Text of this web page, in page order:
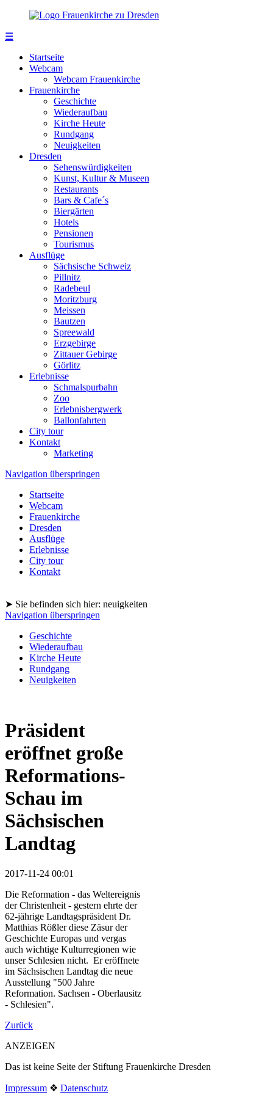
☰
Startseite
Webcam
Webcam Frauenkirche
Frauenkirche
Geschichte
Wiederaufbau
Kirche Heute
Rundgang
Neuigkeiten
Dresden
Sehenswürdigkeiten
Kunst, Kultur & Museen
Restaurants
Bars & Cafe´s
Biergärten
Hotels
Pensionen
Tourismus
Ausflüge
Sächsische Schweiz
Pillnitz
Radebeul
Moritzburg
Meissen
Bautzen
Spreewald
Erzgebirge
Zittauer Gebirge
Görlitz
Erlebnisse
Schmalspurbahn
Zoo
Erlebnisbergwerk
Ballonfahrten
City tour
Kontakt
Marketing
Navigation überspringen
Startseite
Webcam
Frauenkirche
Dresden
Ausflüge
Erlebnisse
City tour
Kontakt
➤ Sie befinden sich hier: neuigkeiten
Navigation überspringen
Geschichte
Wiederaufbau
Kirche Heute
Rundgang
Neuigkeiten
Präsident
eröffnet große
Reformations-
Schau im
Sächsischen
Landtag
2017-11-24 00:01
Die Reformation - das Weltereignis
der Christenheit - gestern ehrte der
62-jährige Landtagspräsident Dr.
Matthias Rößler diese Zäsur der
Geschichte Europas und vergas
auch wichtige Kulturregionen wie
unser Schlesien nicht. Er eröffnete
im Sächsischen Landtag die neue
Ausstellung "500 Jahre
Reformation. Sachsen - Oberlausitz
- Schlesien".
Zurück
ANZEIGEN
Das ist keine Seite der Stiftung Frauenkirche Dresden
Impressum ❖ Datenschutz